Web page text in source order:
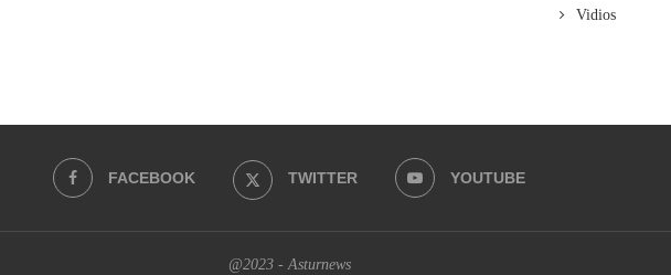
Vidios
FACEBOOK TWITTER YOUTUBE
@2023 - Asturnews